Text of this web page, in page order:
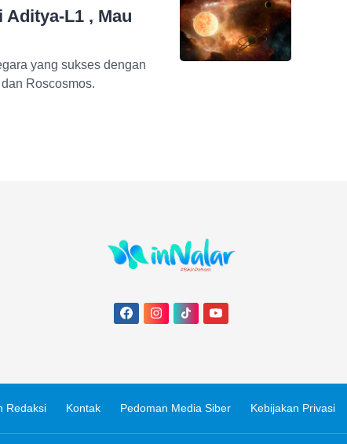
Aditya-L1 , Mau
yang sukses dengan
Roscosmos.
Redaksi Kontak Pedoman Media Siber Kebijakan Privasi